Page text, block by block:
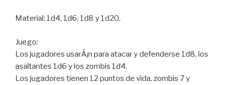
Material: 1d4, 1d6, 1d8 y 1d20.
Juego:
Los jugadores usarÃ¡n para atacar y defenderse 1d8, los
asaltantes 1d6 y los zombis 1d4.
Los jugadores tienen 12 puntos de vida, zombis 7 y